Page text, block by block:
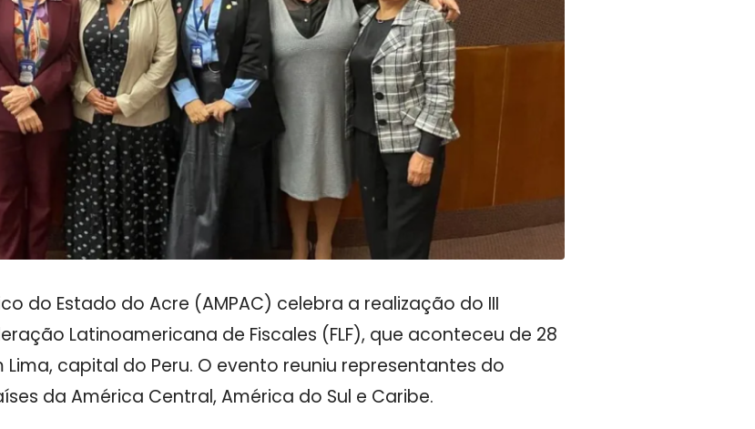
do Estado do Acre (AMPAC) celebra a realização do III
Latinoamericana de Fiscales (FLF), que aconteceu de 28
Lima, capital do Peru. O evento reuniu representantes do
da América Central, América do Sul e Caribe.